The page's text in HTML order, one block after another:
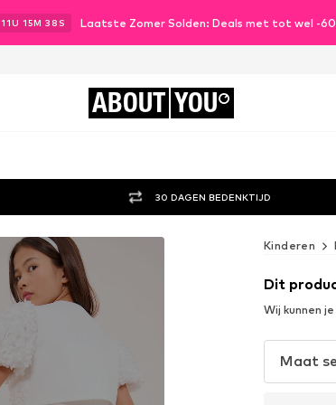
11U 15M 36 S Laatste Zomer Solden: Deals met tot wel -
ABOUT YOU
30 DAGEN BEDENKTIJD
Kinderen
Dit
Wij kunnen
Maat